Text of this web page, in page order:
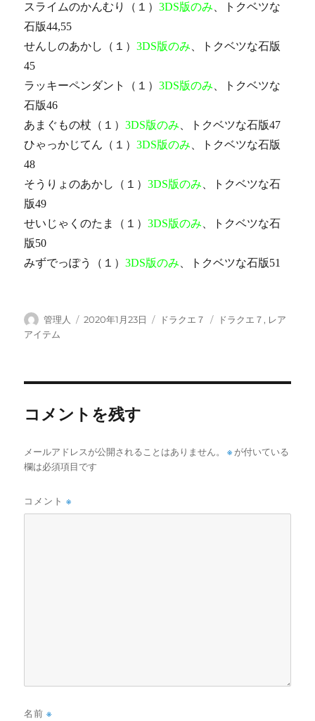
スライムのかんむり（１）3DS版のみ 、トクベツな
石版44,55
せんしのあかし（１）3DS版のみ 、トクベツな石版
45
ラッキーペンダント（１）3DS版のみ 、トクベツな
石版46
あまぐもの杖（１）3DS版のみ 、トクベツな石版47
ひゃっかじてん（１）3DS版のみ 、トクベツな石版
48
そうりょのあかし（１）3DS版のみ 、トクベツな石
版49
せいじゃくのたま（１）3DS版のみ 、トクベツな石
版50
みずでっぽう（１）3DS版のみ 、トクベツな石版51
投
稿
管理人
投
2020年1月23日
カ
ドラクエ７
タ
ドラクエ７ , レア
アイテム
コメントを残す
メールアドレスが公開されることはありません。 ※ が付いている
欄は必須項目です
コメント※
名前※